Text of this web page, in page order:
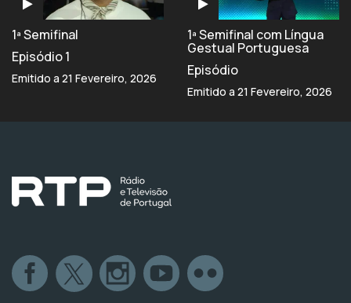
1ª Semifinal
Episódio 1
Emitido a 21 Fevereiro, 2026
1ª Semifinal com Língua
Gestual Portuguesa
Episódio
Emitido a 21 Fevereiro, 2026